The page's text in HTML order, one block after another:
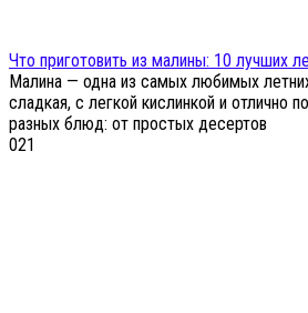
Что приготовить из малины: 10 лучших
Малина — одна из самых любимых
сладкая, с легкой кислинкой и отлично
разных блюд: от простых десертов
021